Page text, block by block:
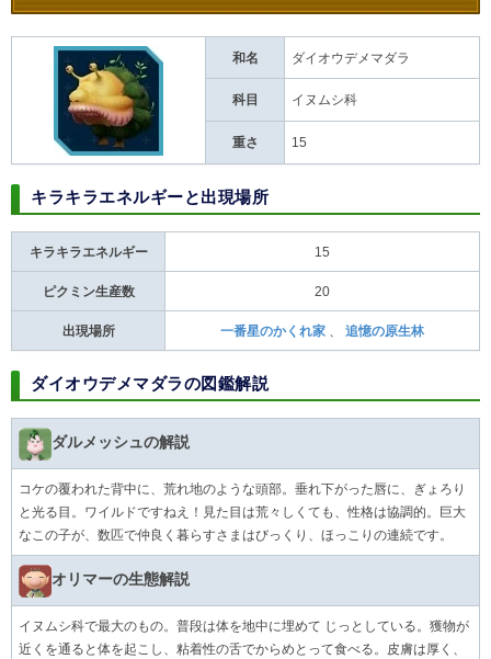
和名 ダイオウデメマダラ
科目 イヌムシ科
重さ 15
キラキラエネルギーと出現場所
キラキラエネルギー 15
ピクミン生産数 20
出現場所 一番星のかくれ家 追憶の原生林
ダイオウデメマダラの図鑑解説
ダルメッシュの解説
コケの覆われた背中に、荒れ地のような頭部。垂れ下がった唇に、ぎょろり
と光る目。ワイルドですねえ！見た目は荒々しくても、性格は協調的。巨大
なこの子が、数匹で仲良く暮らすさまはびっくり、ほっこりの連続です。
オリマーの生態解説
イヌムシ科で最大のもの。普段は体を地中に埋めて じっとしている。獲物が
近くを通ると体を起こし、粘着性の舌でからめとって食べる。皮膚は厚く、